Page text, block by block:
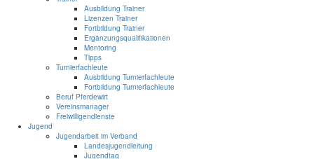
Ausbildung Trainer
Lizenzen Trainer
Fortbildung Trainer
Ergänzungsqualifikationen
Mentoring
Tipps
Turnierfachleute
Ausbildung Turnierfachleute
Fortbildung Turnierfachleute
Beruf Pferdewirt
Vereinsmanager
Freiwilligendienste
Jugend
Jugendarbeit im Verband
Landesjugendleitung
Jugendtag